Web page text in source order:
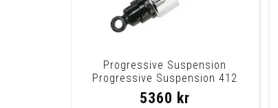
Progressive Suspension
Progressive Suspension 412
Series Heavy-Duty Du
5360 kr